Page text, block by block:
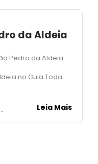
da Aldeia
Pedro da Aldeia
no Guia Toda
Leia Mais